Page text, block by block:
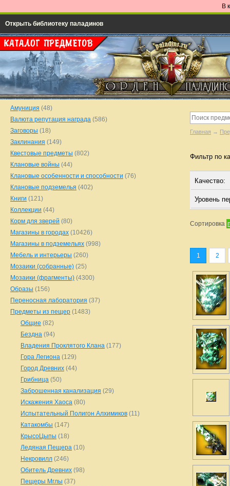
В
Открыть библиотеку паладинов
Главная →
Фильтр по
Качество:
Уровень
Сортировка
1 2
Амуниция (48)
Валюта репутация награда (586)
Заговоры (18)
Заклинания (149)
Квестовые предметы (802)
Клановые войны (44)
Клановые особенности и способности (76)
Клановые подземелья (402)
Книги (121)
Коллекции (44)
Корм для зверей (80)
Магазины в городах (10426)
Магазины в подземельях (998)
Мебель и интерьеры (260)
Мозаики (собранные) (25)
Мозаики (фрагменты) (4300)
Образы (156)
Переносная лаборатория (37)
Предметы из пещер (1483)
Общие (82)
Бездна (94)
Владения Проклятого Клана (177)
Гора Легиона (129)
Город Древних (44)
Грибница (50)
Заброшенная канализация (29)
Искажения Хаоса (80)
Испытательный Полигон Алхимиков (11)
Катакомбы (147)
КрысоЦыпы (18)
Ледяная Пещера (10)
Некровилл (246)
Обитель Древних (98)
Пещеры Мглы (37)